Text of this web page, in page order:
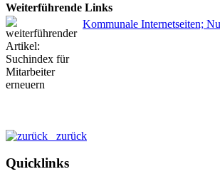
Weiterführende Links
Kommunale Internetseiten;
zurück
Quicklinks